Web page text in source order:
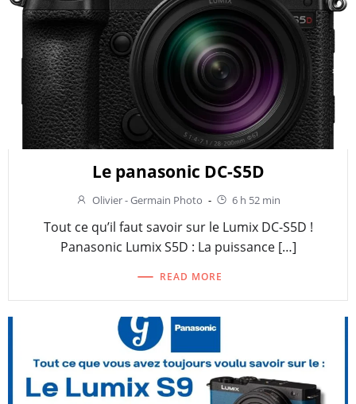
Le panasonic DC-S5D
Olivier - Germain Photo - 6 h 52 min
Tout ce qu’il faut savoir sur le Lumix DC-S5D !
Panasonic Lumix S5D : La puissance […]
READ MORE